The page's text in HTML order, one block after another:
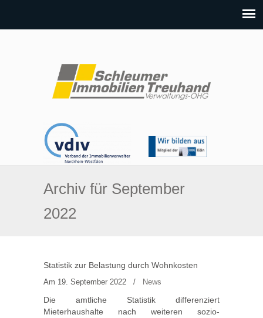
Archiv für September
2022
Statistik zur Belastung durch Wohnkosten
Am 19. September 2022 / News
Die amtliche Statistik differenziert
Mieterhaushalte nach weiteren sozio-